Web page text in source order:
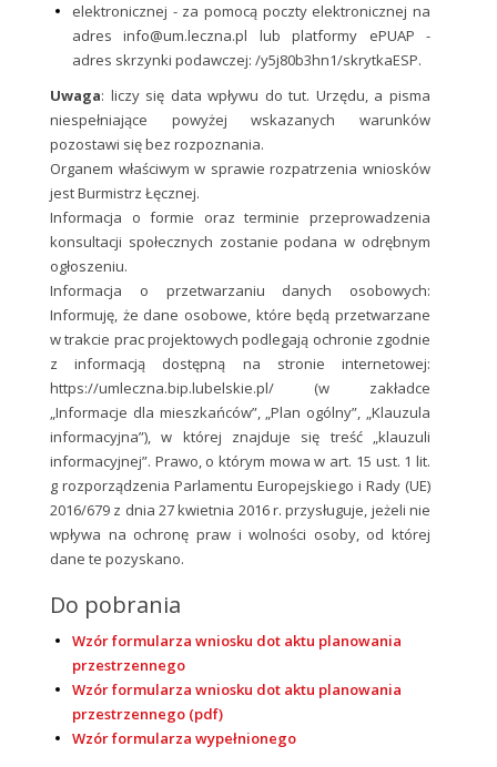
elektronicznej - za pomocą poczty elektronicznej na
adres info@um.leczna.pl lub platformy ePUAP -
adres skrzynki podawczej: /y5j80b3hn1/skrytkaESP.
Uwaga: liczy się data wpływu do tut. Urzędu, a pisma
niespełniające powyżej wskazanych warunków
pozostawi się bez rozpoznania.
Organem właściwym w sprawie rozpatrzenia wniosków
jest Burmistrz Łęcznej.
Informacja o formie oraz terminie przeprowadzenia
konsultacji społecznych zostanie podana w odrębnym
ogłoszeniu.
Informacja o przetwarzaniu danych osobowych:
Informuję, że dane osobowe, które będą przetwarzane
w trakcie prac projektowych podlegają ochronie zgodnie
z informacją dostępną na stronie internetowej:
https://umleczna.bip.lubelskie.pl/ (w zakładce
„Informacje dla mieszkańców”, „Plan ogólny”, „Klauzula
informacyjna”), w której znajduje się treść „klauzuli
informacyjnej”. Prawo, o którym mowa w art. 15 ust. 1 lit.
g rozporządzenia Parlamentu Europejskiego i Rady (UE)
2016/679 z dnia 27 kwietnia 2016 r. przysługuje, jeżeli nie
wpływa na ochronę praw i wolności osoby, od której
dane te pozyskano.
Do pobrania
Wzór formularza wniosku dot aktu planowania
przestrzennego
Wzór formularza wniosku dot aktu planowania
przestrzennego (pdf)
Wzór formularza wypełnionego